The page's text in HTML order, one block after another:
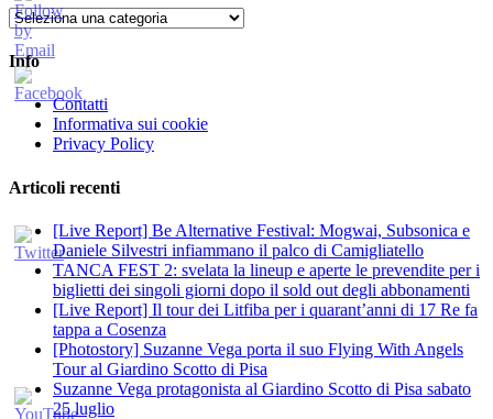
Categorie
Info
Contatti
Informativa sui cookie
Privacy Policy
Articoli recenti
[Live Report] Be Alternative Festival: Mogwai, Subsonica e
Daniele Silvestri infiammano il palco di Camigliatello
TANCA FEST 2: svelata la lineup e aperte le prevendite per i
biglietti dei singoli giorni dopo il sold out degli abbonamenti
[Live Report] Il tour dei Litfiba per i quarant’anni di 17 Re fa
tappa a Cosenza
[Photostory] Suzanne Vega porta il suo Flying With Angels
Tour al Giardino Scotto di Pisa
Suzanne Vega protagonista al Giardino Scotto di Pisa sabato
25 luglio